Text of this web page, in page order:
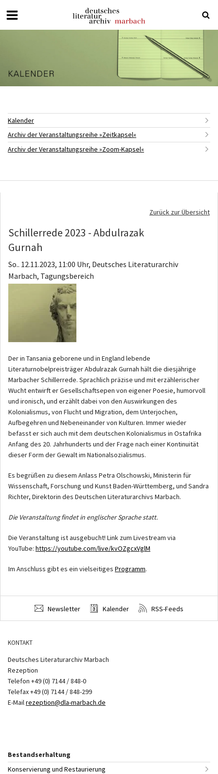
Deutsches
Literaturarchiv
Kalender
Archiv der Veranstaltungsreihe »Zeitkapsel«
Archiv der Veranstaltungsreihe »Zoom-Kapsel«
Zurück zur Übersicht
Schillerrede 2023 - Abdulrazak
Gurnah
So.. 12.11.2023, 11:00 Uhr, Deutsches Literaturarchiv
Marbach, Tagungsbereich
Der in Tansania geborene und in England lebende
Literaturnobelpreisträger Abdulrazak Gurnah hält die diesjährige
Marbacher Schillerrede. Sprachlich präzise und mit erzählerischer
Wucht entwirft er Gesellschaftsepen von eigener Poesie, humorvoll
und ironisch, und erzählt dabei von den Auswirkungen des
Kolonialismus, von Flucht und Migration, dem Unterjochen,
Aufbegehren und Nebeneinander von Kulturen. Immer wieder
befasst er sich auch mit dem deutschen Kolonialismus in Ostafrika
Anfang des 20. Jahrhunderts und der Frage nach einer Kontinuität
dieser Form der Gewalt im Nationalsozialismus.
Es begrüßen zu diesem Anlass Petra Olschowski, Ministerin für
Wissenschaft, Forschung und Kunst Baden-Württemberg, und Sandra
Richter, Direktorin des Deutschen Literaturarchivs Marbach.
Die Veranstaltung findet in englischer Sprache statt.
Die Veranstaltung ist ausgebucht! Link zum Livestream via
YouTube: https://youtube.com/live/kvOZgcxVglM
Im Anschluss gibt es ein vielseitiges Programm.
Newsletter Kalender RSS-Feeds
KONTAKT
Deutsches Literaturarchiv Marbach
Rezeption
Telefon +49 (0) 7144 / 848-0
Telefax +49 (0) 7144 / 848-299
E-Mail rezeption@dla-marbach.de
Bestandserhaltung
Konservierung und Restaurierung